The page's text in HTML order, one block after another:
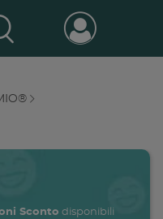
Sconto disponibili